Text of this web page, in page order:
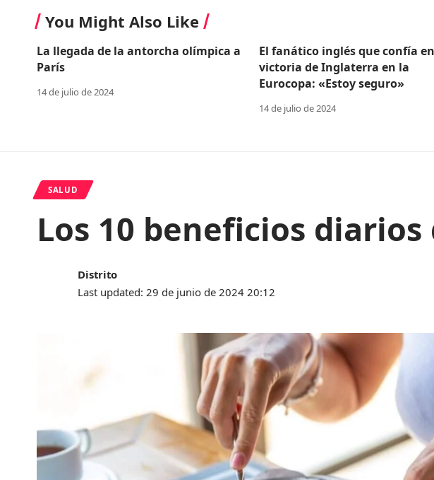
You Might Also Like
La llegada de la antorcha olímpica a
París
14 de julio de 2024
El fanático inglés que confía
victoria de Inglaterra en la
Eurocopa: «Estoy seguro»
14 de julio de 2024
SALUD
Los 10 beneficios
Last updated: 29 de junio de 2024 20:12
Distrito